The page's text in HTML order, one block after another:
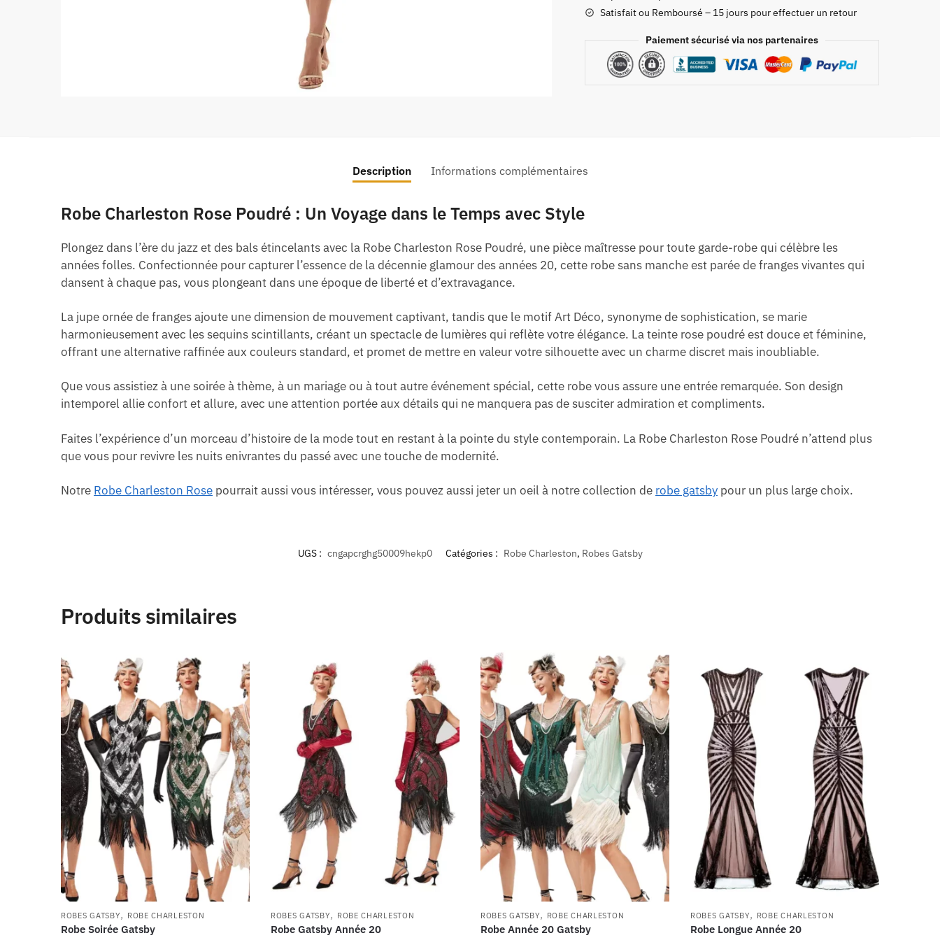
Satisfait ou Remboursé – 15 jours pour effectuer un retour
Paiement sécurisé via nos partenaires
Description Informations complémentaires
Robe Charleston Rose Poudré : Un Voyage dans le Temps avec Style
Plongez dans l’ère du jazz et des bals étincelants avec la Robe Charleston Rose Poudré, une pièce maîtresse pour toute garde-robe qui célèbre les
années folles. Confectionnée pour capturer l’essence de la décennie glamour des années 20, cette robe sans manche est parée de franges vivantes qui
dansent à chaque pas, vous plongeant dans une époque de liberté et d’extravagance.
La jupe ornée de franges ajoute une dimension de mouvement captivant, tandis que le motif Art Déco, synonyme de sophistication, se marie
harmonieusement avec les sequins scintillants, créant un spectacle de lumières qui reflète votre élégance. La teinte rose poudré est douce et féminine,
offrant une alternative raffinée aux couleurs standard, et promet de mettre en valeur votre silhouette avec un charme discret mais inoubliable.
Que vous assistiez à une soirée à thème, à un mariage ou à tout autre événement spécial, cette robe vous assure une entrée remarquée. Son design
intemporel allie confort et allure, avec une attention portée aux détails qui ne manquera pas de susciter admiration et compliments.
Faites l’expérience d’un morceau d’histoire de la mode tout en restant à la pointe du style contemporain. La Robe Charleston Rose Poudré n’attend plus
que vous pour revivre les nuits enivrantes du passé avec une touche de modernité.
Notre Robe Charleston Rose pourrait aussi vous intéresser, vous pouvez aussi jeter un oeil à notre collection de robe gatsby pour un plus large choix.
UGS : cngapcrghg50009hekp0 Catégories : Robe Charleston, Robes Gatsby
Produits similaires
ROBES GATSBY, ROBE CHARLESTON
Robe Soirée Gatsby
ROBES GATSBY, ROBE CHARLESTON
Robe Gatsby Année 20
ROBES GATSBY, ROBE CHARLESTON
Robe Année 20 Gatsby
ROBES GATSBY, ROBE CHARLESTON
Robe Longue Année 20